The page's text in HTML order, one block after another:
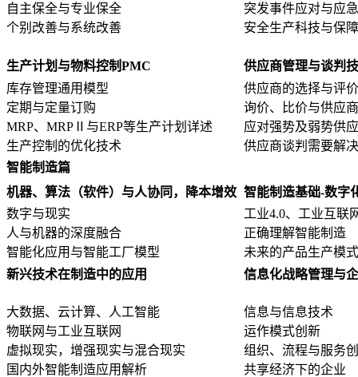
自主保全与专业保全
个别改善与系统改善
突发事件应对与应
安全生产科技与保
生产计划与物料控制PMC
供应商管理与谈判
库存管理通用模型
定期与定量订购
MRP、MRPⅡ与ERP等生产计划详述
生产控制的优化技术
供应商的选择与评价
询价、比价与供应
应对强势及弱势供
供应商谈判需要解
智能制造篇
机器、算法（软件）与人协同，降本增效 智能制造基础-数字
数字与现实
人与机器的深度融合
智能化应用与智能工厂模型
工业4.0、工业互联
正确理解智能制造
未来的产品生产模
新兴技术在制造中的应用
信息化战略管理与
大数据、云计算、人工智能
物联网与工业互联网
虚拟现实，增强现实与混合现实
国内外智能制造应用解析
信息与信息技术
运作模式创新
组织、流程与服务
共享经济下的企业